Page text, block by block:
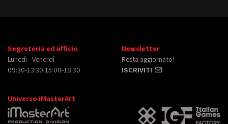
Segreteria ed ufficio
Lunedì - Venerdì
09:30-13:30 15:00-18:30
Newsletter
Resta aggiornato!
ISCRIVITI
Universo iMasterArt